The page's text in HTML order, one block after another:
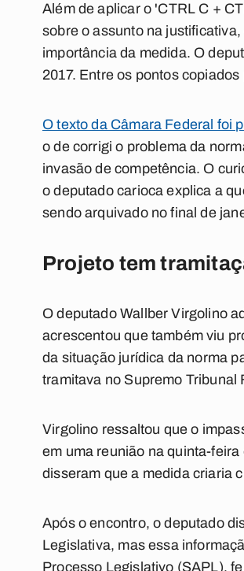
Além de aplicar o 'CTRL C +
sobre o assunto na
importância da medida. O
2017. Entre os pontos
O texto da Câmara Federal foi
o de corrigi o problema da
invasão de competência. O
o deputado carioca explica a
sendo arquivado no final de
Projeto tem
O deputado Wallber Virgolino
acrescentou que também viu
da situação jurídica da norma
tramitava no Supremo Tribunal
Virgolino ressaltou que o
em uma reunião na quinta-
disseram que a medida criaria
Após o encontro, o deputado
Legislativa, mas essa
Processo Legislativo (SAPL),